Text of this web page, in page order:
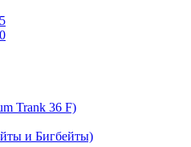
Trank 36 F)
и Бигбейты)